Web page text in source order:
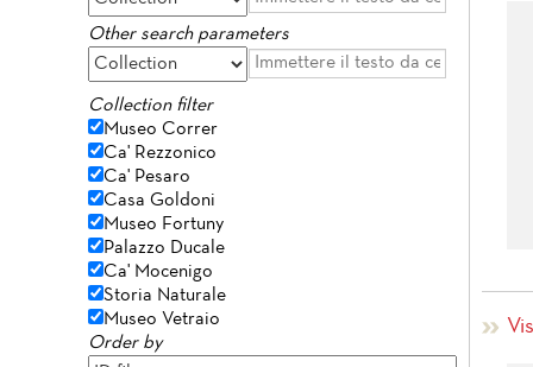
Other search parameters
Collection filter
Museo Correr
Ca' Rezzonico
Ca' Pesaro
Casa Goldoni
Museo Fortuny
Palazzo Ducale
Ca' Mocenigo
Storia Naturale
Museo Vetraio
Order by